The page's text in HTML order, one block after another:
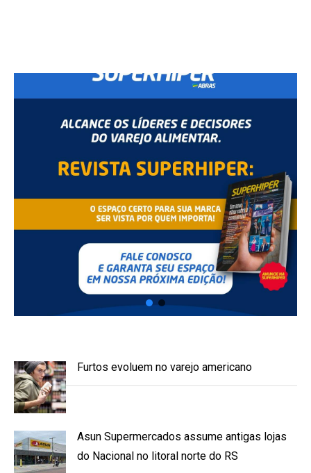
Furtos evoluem no varejo americano
Asun Supermercados assume antigas lojas
do Nacional no litoral norte do RS